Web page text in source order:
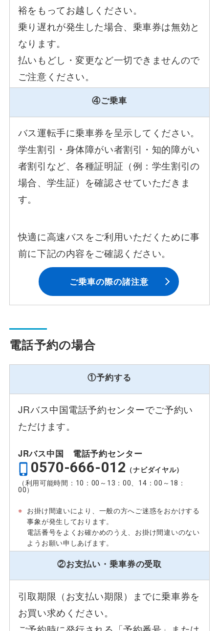
裕をもってお越しください。
乗り遅れが発生した場合、乗車券は無効と
なります。
払いもどし・変更など一切できませんので
ご注意ください。
④ご乗車
バス運転手に乗車券を呈示してください。
学生割引・身体障がい者割引・知的障がい
者割引など、各種証明証（例：学生割引の
場合、学生証）を確認させていただきま
す。
快適に高速バスをご利用いただくために事
前に下記の内容をご確認ください。
ご乗車の際の諸注意
電話予約の場合
①予約する
JRバス中国電話予約センターでご予約い
ただけます。
JRバス中国 電話予約センター
0570-666-012 （ナビダイヤル）
（利用可能時間： 10：00 ～ 13：00 14：00 ～ 18：
00）
※ お掛け間違いにより、一般の方へご迷惑をおかけする
事象が発生しております。
電話番号をよくお確かめのうえ、お掛け間違いのない
ようお願い申しあげます。
②お支払い・乗車券の受取
引取期限（お支払い期限）までに乗車券を
お買い求めください。